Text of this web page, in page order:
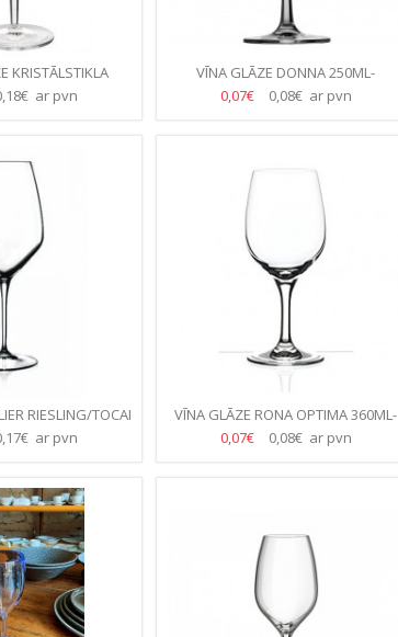
KRISTĀLSTIKLA
(23.GB/KASTE)
ar pvn
VĪNA GLĀZE DONNA 250ML-
(28.GB/KASTE)
0,07€ 0,08€ ar pvn
RIESLING/TOCAI
KASTE)
ar pvn
VĪNA GLĀZE RONA OPTIMA 360ML-
(28.GB/KASTE)
0,07€ 0,08€ ar pvn